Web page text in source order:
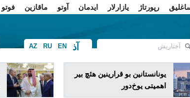
رپورتاژ یازارلار ایدمان آوتو ماقازین فوتو
AZ RU EN آذ
فا
یونانستانین بو قرارینین هئچ بیر
اهمیتی یوخ‌دور